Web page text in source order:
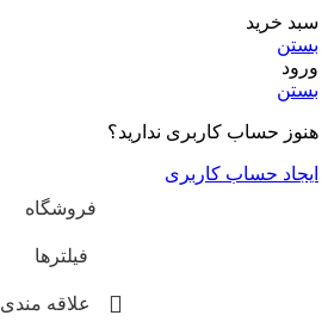
سبد خرید
بستن
ورود
بستن
هنوز حساب کاربری ندارید؟
ایجاد حساب کاربری
فروشگاه
فیلترها
علاقه مندی